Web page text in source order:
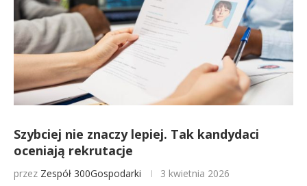
Szybciej nie znaczy lepiej. Tak kandydaci
oceniają rekrutacje
przez Zespół 300Gospodarki 3 kwietnia 2026